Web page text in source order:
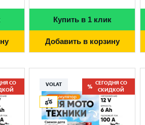
Купить в 1 клик
Добавить в корзину
СО
VOLAT
СЕГОДНЯ СО
СКИДКОЙ